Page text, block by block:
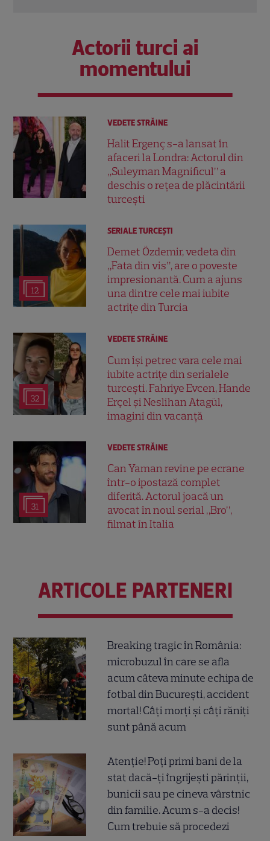
Actorii turci ai
momentului
VEDETE STRĂINE
Halit Ergenç s-a lansat în
afaceri la Londra: Actorul din
„Suleyman Magnificul” a
deschis o rețea de plăcintării
turcești
12
SERIALE TURCEŞTI
Demet Özdemir, vedeta din
„Fata din vis”, are o poveste
impresionantă. Cum a ajuns
una dintre cele mai iubite
actrițe din Turcia
32
VEDETE STRĂINE
Cum își petrec vara cele mai
iubite actrițe din serialele
turcești. Fahriye Evcen, Hande
Erçel și Neslihan Atagül,
imagini din vacanță
31
VEDETE STRĂINE
Can Yaman revine pe ecrane
într-o ipostază complet
diferită. Actorul joacă un
avocat în noul serial „Bro”,
filmat în Italia
ARTICOLE PARTENERI
Breaking tragic în România:
microbuzul în care se afla
acum câteva minute echipa de
fotbal din București, accident
mortal! Câți morți și câți răniți
sunt până acum
Atenție! Poți primi bani de la
stat dacă-ți îngrijești părinții,
bunicii sau pe cineva vârstnic
din familie. Acum s-a decis!
Cum trebuie să procedezi